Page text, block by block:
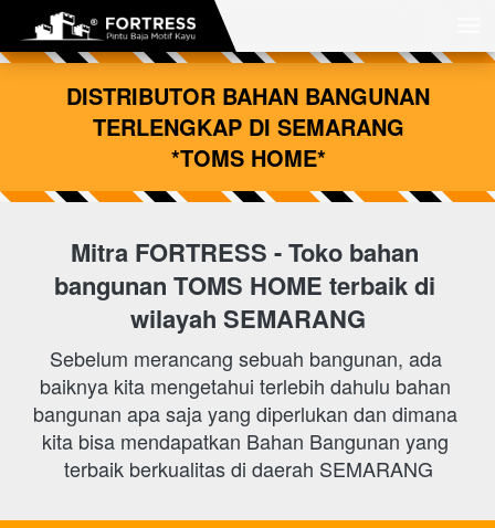
TERLENGKAP DI SEMARANG
*TOMS HOME*
Mitra FORTRESS - Toko bahan
bangunan TOMS HOME terbaik di
wilayah SEMARANG
Sebelum merancang sebuah bangunan, ada
baiknya kita mengetahui terlebih dahulu bahan
bangunan apa saja yang diperlukan dan dimana
kita bisa mendapatkan Bahan Bangunan yang
terbaik berkualitas di daerah SEMARANG